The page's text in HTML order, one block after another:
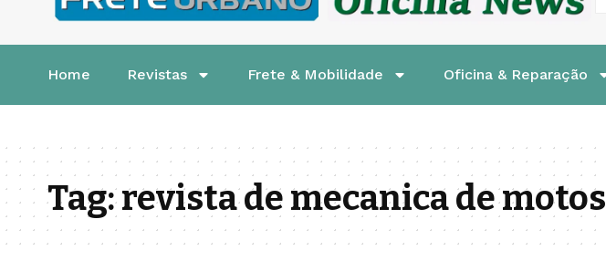
Home Revistas Frete & Mobilidade Oficina & Reparação
Tag:revista de mecanica de motos